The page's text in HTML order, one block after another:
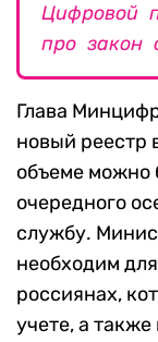
Цифровой
про закон
Глава
новый реестр
объеме можно
очередного
службу.
необходим
россиянах,
учете, а